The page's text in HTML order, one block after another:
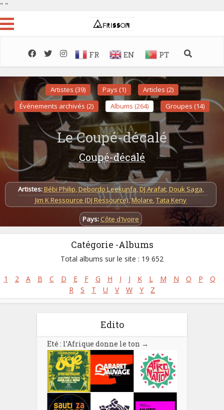
" "
FR EN PT
Artistes (39) Pays (1)
Articles (2)
Événements archivés (2)
Albums (264) Groupes (14)
Le Coupé-décalé
Coupé-décalé
Artistes:Bébi Philip,Debordo Leekunfa,DJ Arafat,Douk Saga,
Jim K Ressource (DJ Ressource),Molare,Tata Keny
Pays: Côte d'Ivoire
Catégorie -Albums
Total albums sur le site : 19 652
1 2 A B C D E F G H I J K L M N O P
Q
R
S T U V W Y Z
Edito
Eté : l’Afrique donne le ton →